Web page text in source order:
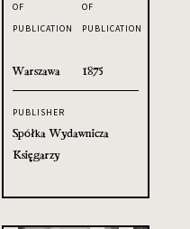
OF
PUBLICATION
Warszawa
OF
PUBLICATION
1875
PUBLISHER
Spółka Wydawnicza
Księgarzy